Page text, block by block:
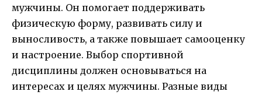
мужчины. Он помогает поддерживать
физическую форму, развивать силу и
выносливость, а также повышает самооценку
и настроение. Выбор спортивной
дисциплины должен основываться на
интересах и целях мужчины. Разные виды